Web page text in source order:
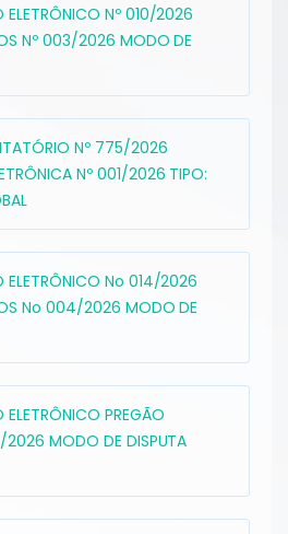
Nº 010/2026
Nº 003/2026 MODO DE
Nº 775/2026
Nº 001/2026 TIPO:
ELETRÔNICO No 014/2026
No 004/2026 MODO DE
PREGÃO
2026 MODO DE DISPUTA